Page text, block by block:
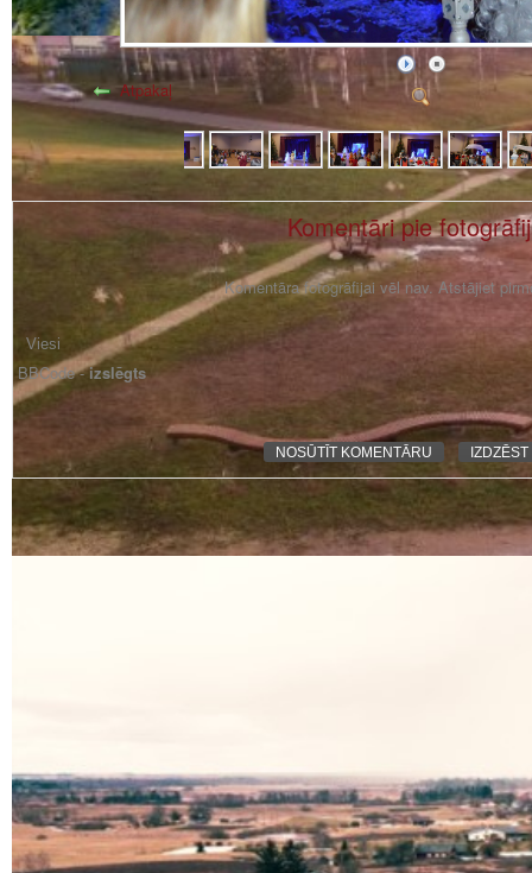
Atpakaļ
Komentāri pie
Komentāra fotogrāfijai vēl nav. Atstājiet
BBCode -izslēgts